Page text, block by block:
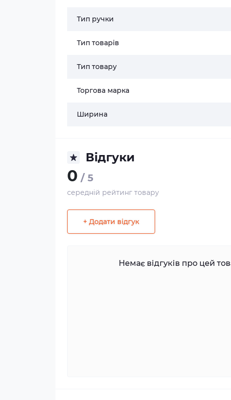
Тип ручки
Тип товарів
Тип товару
Торгова марка
Ширина
Відгуки
0 / 5
середній рейтинг товару
+ Додати відгук
Немає відгуків про цей